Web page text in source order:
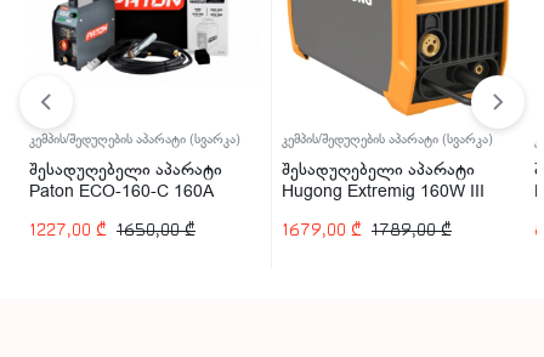
კემპის/შედუღების აპარატი (სვარკა)
შესადუღებელი აპარატი
Paton ECO-160-C 160A
1650,00₾
1227,00 ₾
კემპის/შედუღების აპარატი (სვარკა)
შესადუღებელი აპარატი
Hugong Extremig 160W III
1789,00₾
1679,00 ₾